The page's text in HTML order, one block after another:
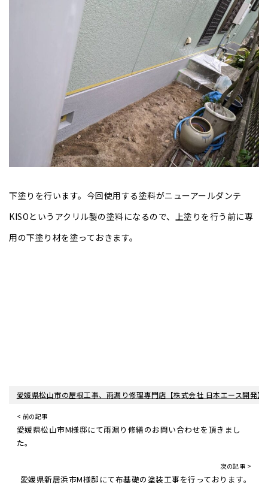
下塗りを行います。今回使用する塗料がニューアールダンテ
KISOというアクリル製の塗料になるので、上塗りを行う前に専
用の下塗り材を塗っておきます。
愛媛県松山市の屋根工事、雨漏り修理専門店【株式会社 日本エース開発】
< 前の記事
愛媛県松山市M様邸にて雨漏り修繕のお問い合わせを頂きまし
た。
次の記事 >
愛媛県新居浜市M様邸にて布基礎の塗装工事を行っております。